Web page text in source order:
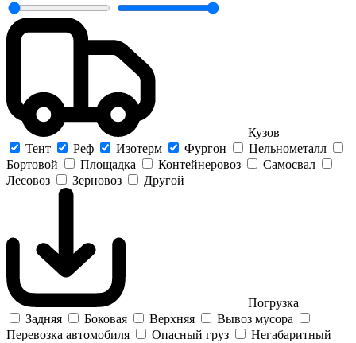
Кузов
Тент
Реф Изотерм Фургон
Цельнометалл
Бортовой
Площадка Контейнеровоз
Самосвал
Лесовоз
Зерновоз Другой
Погрузка
Задняя
Боковая Верхняя
Вывоз мусора
Перевозка автомобиля
Опасный груз
Негабаритный